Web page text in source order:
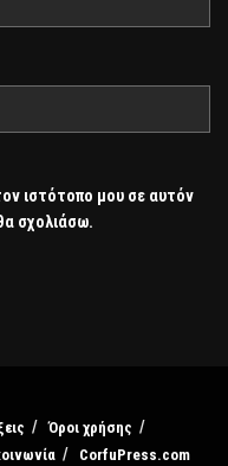
ιστότοπο μου σε αυτόν
σχολιάσω.
Όροι χρήσης
CorfuPress.com